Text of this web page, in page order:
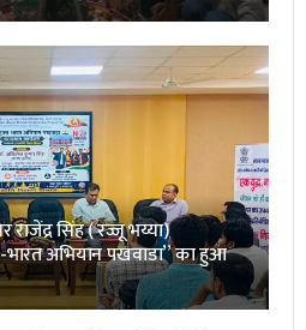
सिंह ( रज्जू भय्या)
-भारत अभियान पखवाडा” का हुआ